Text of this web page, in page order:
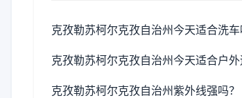
克孜勒苏柯尔克孜自治州今天适合洗车
克孜勒苏柯尔克孜自治州今天适合户外
克孜勒苏柯尔克孜自治州紫外线强吗？